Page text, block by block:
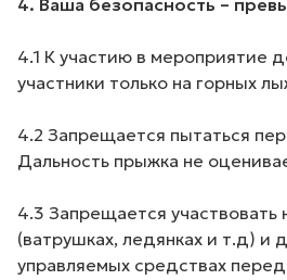
4. Ваша безопасность –
4.1 К участию в мероприятие
участники только на горных
4.2 Запрещается пытаться
Дальность прыжка не
4.3 Запрещается участвовать
(ватрушках, ледянках и т.д) и
управляемых средствах